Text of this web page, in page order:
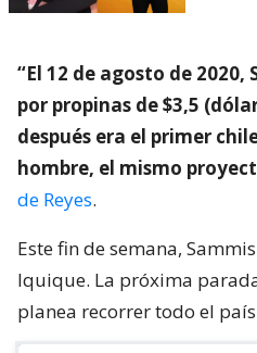
“El 12 de agosto de
por propinas de $3,5
después era el primer
hombre, el mismo
de Reyes.
Este fin de semana,
Iquique. La próxima
planea recorrer todo el